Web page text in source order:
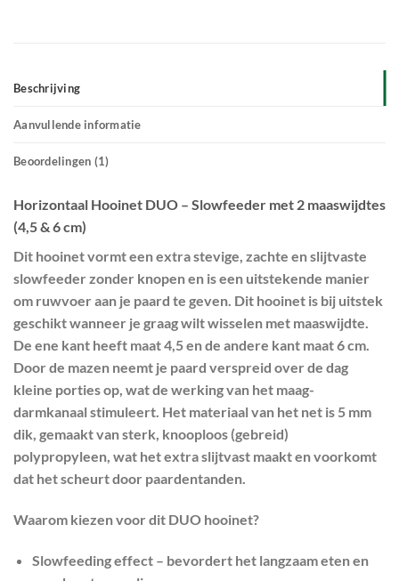
Beschrijving
Aanvullende informatie
Beoordelingen (1)
Horizontaal Hooinet DUO – Slowfeeder met 2 maaswijdtes
(4,5 & 6 cm)
Dit hooinet vormt een extra stevige, zachte en slijtvaste
slowfeeder zonder knopen en is een uitstekende manier
om ruwvoer aan je paard te geven. Dit hooinet is bij uitstek
geschikt wanneer je graag wilt wisselen met maaswijdte.
De ene kant heeft maat 4,5 en de andere kant maat 6 cm.
Door de mazen neemt je paard verspreid over de dag
kleine porties op, wat de werking van het maag-
darmkanaal stimuleert. Het materiaal van het net is 5 mm
dik, gemaakt van sterk, knooploos (gebreid)
polypropyleen, wat het extra slijtvast maakt en voorkomt
dat het scheurt door paardentanden.
Waarom kiezen voor dit DUO hooinet?
Slowfeeding effect– bevordert het langzaam eten en